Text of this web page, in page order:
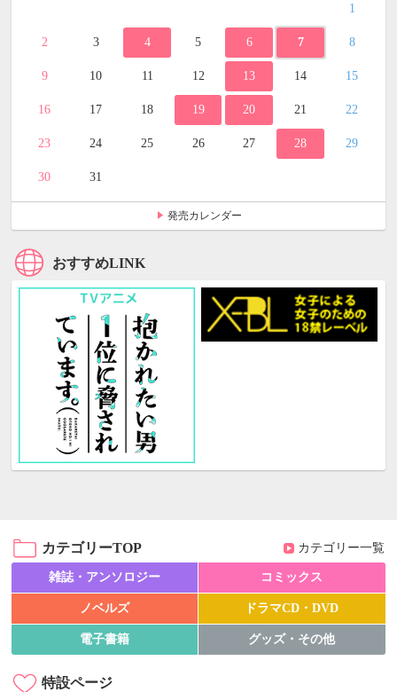
1
2 3 4 5 6 7 8
9 10 11 12 13 14 15
16 17 18 19 20 21 22
23 24 25 26 27 28 29
30 31
発売カレンダー
おすすめLINK
カテゴリーTOP カテゴリー一覧
雑誌・アンソロジー コミックス
ノベルズ ドラマCD・DVD
電子書籍 グッズ・その他
特設ページ